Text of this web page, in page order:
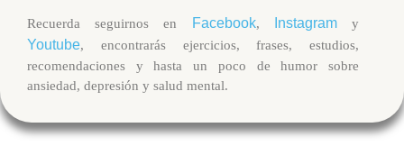
Recuerda seguirnos en Facebook, Instagramy
Youtube, encontrarás ejercicios, frases, estudios,
recomendaciones y hasta un poco de humor sobre
ansiedad, depresión y salud mental.